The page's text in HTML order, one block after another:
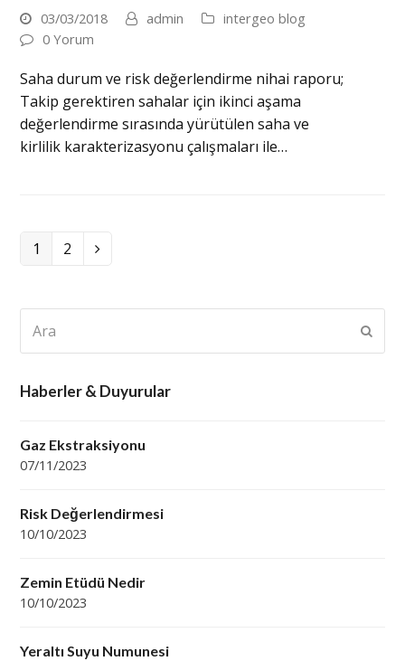
03/03/2018 admin
intergeo blog
0 Yorum
Saha durum ve risk değerlendirme nihai raporu;
Takip gerektiren sahalar için ikinci aşama
değerlendirme sırasında yürütülen saha ve
kirlilik karakterizasyonu çalışmaları ile…
Page
1 Page
2 Next
Haberler & Duyurular
Gaz Ekstraksiyonu
07/11/2023
Risk Değerlendirmesi
10/10/2023
Zemin Etüdü Nedir
10/10/2023
Yeraltı Suyu Numunesi